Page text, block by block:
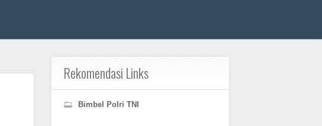
Rekomendasi Links
Bimbel Polri TNI